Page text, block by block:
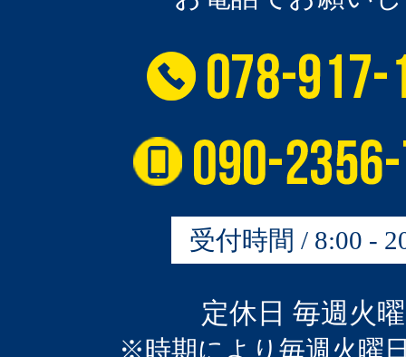
受付時間 / 8:00 -
定休日 毎週火
※時期により毎週火曜